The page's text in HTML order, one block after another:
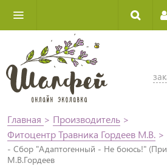
Главная > Производитель >
Фитоцентр Травника Гордеев М.В. >
- Сбор "Адаптогенный - Не боюсь!" (При
М.В.Гордеев